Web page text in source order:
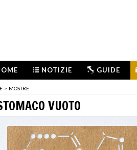
NOTIZIE GUIDE
> MOSTRE
VUOTO